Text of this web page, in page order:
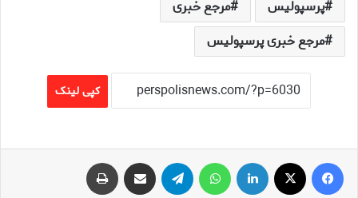
پرسپولیس
مرجع خبری
مرجع خبری پرسپولیس
کپی لینک
فیس بوک لینکدین تلگرام اشتراک گذاری از طریق ایمیل